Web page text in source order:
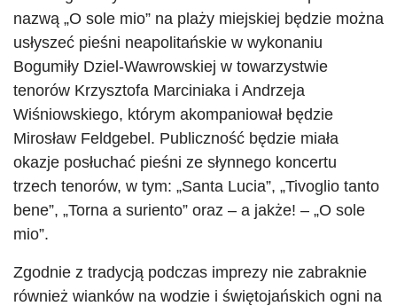
nazwą „O sole mio” na plaży miejskiej będzie można
usłyszeć pieśni neapolitańskie w wykonaniu
Bogumiły Dziel-Wawrowskiej w towarzystwie
tenorów Krzysztofa Marciniaka i Andrzeja
Wiśniowskiego, którym akompaniował będzie
Mirosław Feldgebel. Publiczność będzie miała
okazje posłuchać pieśni ze słynnego koncertu
trzech tenorów, w tym: „Santa Lucia”, „Tivoglio tanto
bene”, „Torna a suriento” oraz – a jakże! – „O sole
mio”.
Zgodnie z tradycją podczas imprezy nie zabraknie
również wianków na wodzie i świętojańskich ogni na